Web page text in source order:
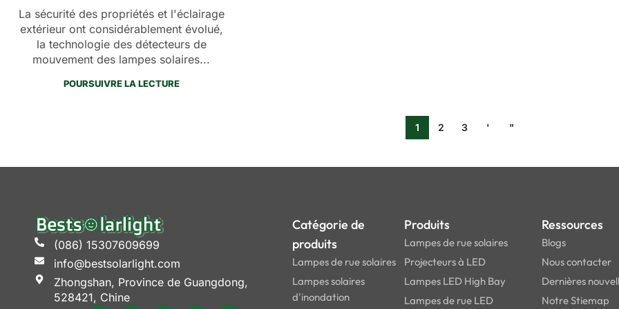
La sécurité des propriétés et l'éclairage
extérieur ont considérablement évolué,
la technologie des détecteurs de
mouvement des lampes solaires...
POURSUIVRE LA LECTURE
1 2 3 ' "
(086) 15307609699
info@bestsolarlight.com
Zhongshan, Province de Guangdong,
528421, Chine
Catégorie de
produits
Lampes de rue solaires
Lampes solaires
d'inondation
Produits
Lampes de rue solaires
Projecteurs à LED
Lampes LED High Bay
Lampes de rue LED
Ressources
Blogs
Nous contacter
Dernières
Notre Stiemap